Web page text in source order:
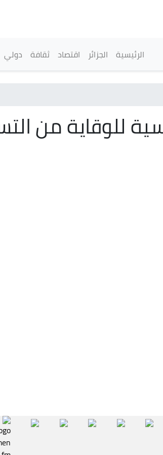
القائمة الرئيسية
الرئيسية الجزائر اقتصاد ثقافة دولي
للوقاية من